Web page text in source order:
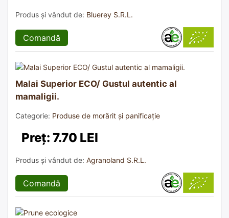
Produs și vândut de: Bluerey S.R.L.
Comandă
Malai Superior ECO/ Gustul autentic al
mamaligii.
Categorie: Produse de morărit și panificație
Preț: 7.70 LEI
Produs și vândut de: Agranoland S.R.L.
Comandă